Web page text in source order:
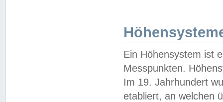
Ein Höhensystem ist
Messpunkten.
Im 19. Jahrhundert
etabliert, an welchen